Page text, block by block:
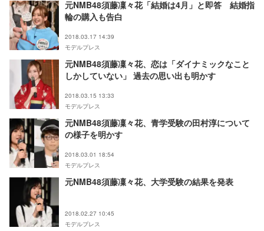
元NMB48須藤凜々花「結婚は4月」と即答 結婚指
輪の購入も告白
2018.03.17 14:39
モデルプレス
元NMB48須藤凜々花、恋は「ダイナミックなこと
しかしていない」 過去の思い出も明かす
2018.03.15 13:33
モデルプレス
元NMB48須藤凜々花、青学受験の田村淳について
の様子を明かす
2018.03.01 18:54
モデルプレス
元NMB48須藤凜々花、大学受験の結果を発表
2018.02.27 10:45
モデルプレス